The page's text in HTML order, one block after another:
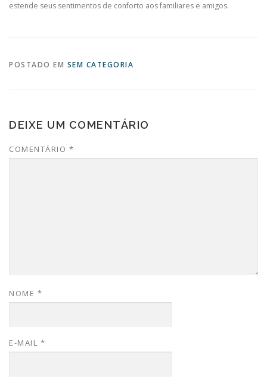
estende seus sentimentos de conforto aos familiares e amigos.
POSTADO EM SEM CATEGORIA
DEIXE UM COMENTÁRIO
COMENTÁRIO *
NOME *
E-MAIL *